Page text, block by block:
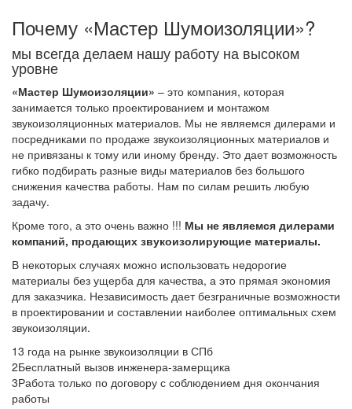
Почему «Мастер Шумоизоляции»?
мы всегда делаем нашу работу на высоком
уровне
«Мастер Шумоизоляции» – это компания, которая
занимается только проектированием и монтажом
звукоизоляционных материалов. Мы не являемся дилерами и
посредниками по продаже звукоизоляционных материалов и
не привязаны к тому или иному бренду. Это дает возможность
гибко подбирать разные виды материалов без большого
снижения качества работы. Нам по силам решить любую
задачу.
Кроме того, а это очень важно !!! Мы не являемся дилерами
компаний, продающих звукоизолирующие материалы.
В некоторых случаях можно использовать недорогие
материалы без ущерба для качества, а это прямая экономия
для заказчика. Независимость дает безграничные возможности
в проектировании и составлении наиболее оптимальных схем
звукоизоляции.
13 года на рынке звукоизоляции в СПб
2Бесплатный вызов инженера-замерщика
3Работа только по договору с соблюдением дня окончания
работы